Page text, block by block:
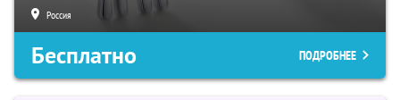
Россия
Бесплатно ПОДРОБНЕЕ